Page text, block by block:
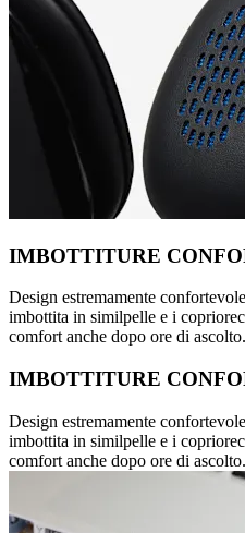
IMBOTTITURE
Design estremamente
imbottita in similpelle e i
comfort anche dopo ore di ascolto.
IMBOTTITURE
Design estremamente
imbottita in similpelle e i
comfort anche dopo ore di ascolto.